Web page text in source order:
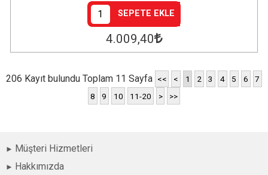
SEPETE EKLE
4.009,40
206 Kayıt bulundu Toplam 11 Sayfa << < 1 2 3 4 5 6
7
8
9 10 11-20 > >>
Müşteri Hizmetleri
Hakkımızda